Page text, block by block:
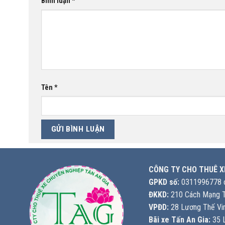
Tên *
CÔNG TY CHO THUÊ
GPKD số: 0311996778
ĐKKD: 210 Cách Mạng
VPĐD: 28 Lương Thế
Bãi xe Tấn An Gia: 35